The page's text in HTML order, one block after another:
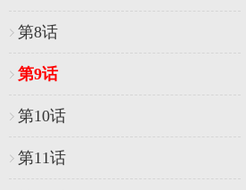
第8话
第9话
第10话
第11话